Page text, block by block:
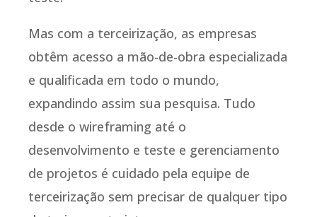
Mas com a terceirização, as empresas
obtêm acesso a mão-de-obra especializada
e qualificada em todo o mundo,
expandindo assim sua pesquisa. Tudo
desde o wireframing até o
desenvolvimento e teste e gerenciamento
de projetos é cuidado pela equipe de
terceirização sem precisar de qualquer tipo